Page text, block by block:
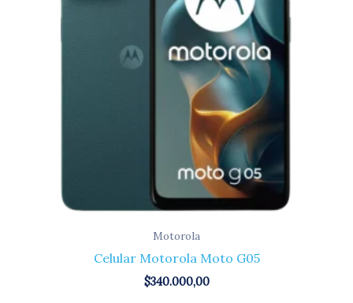
Motorola
Celular Motorola Moto G05
$340.000,00